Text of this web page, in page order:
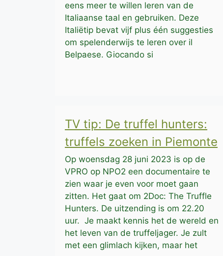
eens meer te willen leren van de
Italiaanse taal en gebruiken. Deze
Italiëtip bevat vijf plus één suggesties
om spelenderwijs te leren over il
Belpaese. Giocando si
TV tip: De truffel hunters:
truffels zoeken in Piemonte
Op woensdag 28 juni 2023 is op de
VPRO op NPO2 een documentaire te
zien waar je even voor moet gaan
zitten. Het gaat om 2Doc: The Truffle
Hunters. De uitzending is om 22.20
uur. Je maakt kennis het de wereld en
het leven van de truffeljager. Je zult
met een glimlach kijken, maar het